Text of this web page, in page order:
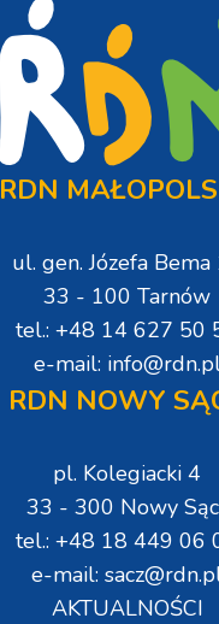
RDN
ul. gen. Józefa Bema
33 - 100 Tarnów
tel.: +48 14 627 50
e-mail:
RDN NOWY
pl. Kolegiacki 4
33 - 300 Nowy
tel.: +48 18 449 06
e-mail:
AKTUALNOŚCI